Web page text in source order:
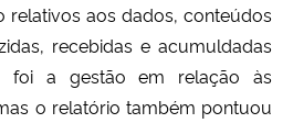
relativos aos dados, conteúdos
recebidas e acumuldadas
foi a gestão em relação às
o relatório também pontuou